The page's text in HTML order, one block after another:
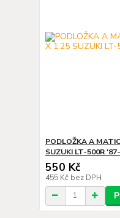
PODLOŽKA A
SUZUKI LT-500R
550 Kč
455 Kč bez DPH